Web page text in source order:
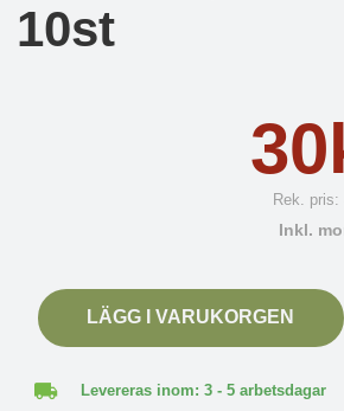
10st
Rek. pris:
Inkl.
LÄGG I VARUKORGEN
Levereras inom: 3 - 5 arbetsdagar